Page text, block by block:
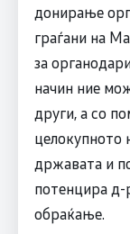
донирање
граѓани на
за
начин ние
други, а со
целокупното
државата и
потенцира д-
обраќање.